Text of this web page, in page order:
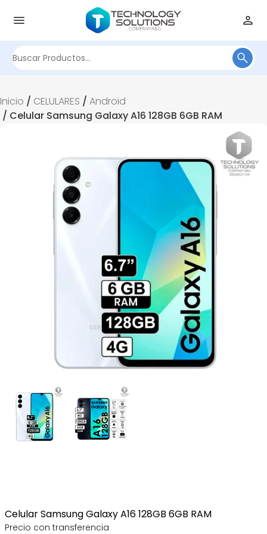
Inicio / CELULARES / Android
/ Celular Samsung Galaxy A16 128GB 6GB RAM
Celular Samsung Galaxy A16 128GB 6GB RAM
Precio con transferencia